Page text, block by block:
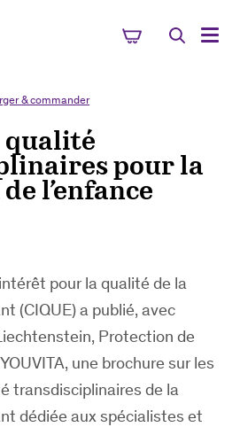
& commander
qualité
pour la
l’enfance
pour la qualité de la
(CIQUE) a publié, avec
Protection de
une brochure sur les
transdisciplinaires de la
dédiée aux spécialistes et